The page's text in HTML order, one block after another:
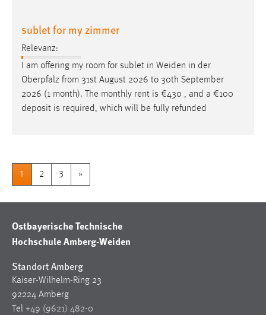
sublet for my zimmer
Relevanz:
I am offering my room for sublet in Weiden in der
Oberpfalz from 31st August 2026 to 30th September
2026 (1 month). The monthly rent is €430 , and a €100
deposit is required, which will be fully refunded
1 2 3 »
Ostbayerische Technische
Hochschule Amberg-Weiden
Standort Amberg
Kaiser-Wilhelm-Ring 23
92224 Amberg
Tel +49 (9621) 482-0